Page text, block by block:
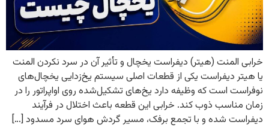
خرابی المنت (هیتر) دیفراست یخچال و تأثیر آن در سرد نکردن المنت
یا هیتر دیفراست یکی از قطعات اصلی سیستم یخ‌زدایی یخچال‌های
نوفراست است که وظیفه دارد یخ‌های تشکیل‌شده روی اواپراتور را در
زمان مناسب ذوب کند. خرابی این قطعه باعث اختلال در فرآیند
دیفراست شده و با تجمع برفک، مسیر گردش هوای سرد مسدود […]